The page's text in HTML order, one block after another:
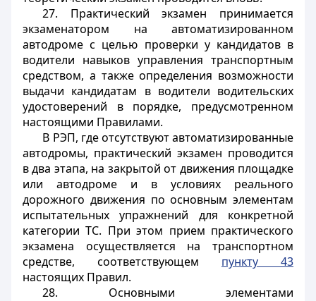
27. Практический экзамен принимается
экзаменатором на автоматизированном
автодроме с целью проверки у кандидатов в
водители навыков управления транспортным
средством, а также определения возможности
выдачи кандидатам в водители водительских
удостоверений в порядке, предусмотренном
настоящими Правилами.
В РЭП, где отсутствуют автоматизированные
автодромы, практический экзамен проводится
в два этапа, на закрытой от движения площадке
или автодроме и в условиях реального
дорожного движения по основным элементам
испытательных упражнений для конкретной
категории ТС. При этом прием практического
экзамена осуществляется на транспортном
средстве, соответствующем пункту 43
настоящих Правил.
28. Основными элементами